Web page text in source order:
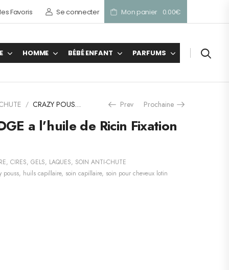
Favoris Se connecter Mon panier 0.00€
HOMME BÉBÉ ENFANT PARFUMS
/ CRAZY POUSS EDGE a l’huile de Ricin Fixation Normal Prev Prochaine
a l’huile de Ricin Fixation
, CIRES, GELS, LAQUES, SOIN ANTI-CHUTE
pouss, huils capillaire, soin capillaire, soin pour cheveux lotin